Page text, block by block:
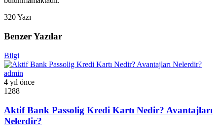
320 Yazı
Benzer Yazılar
Bilgi
admin
4 yıl önce
1288
Aktif Bank Passolig Kredi Kartı Nedir? Avantajları
Nelerdir?